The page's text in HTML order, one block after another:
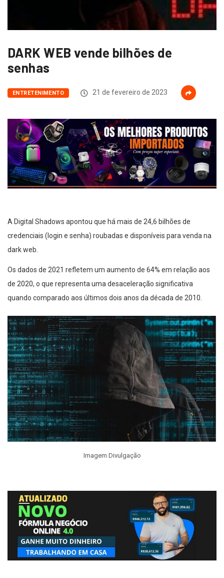
DARK WEB vende bilhões de
senhas
ENTRETENIMENTO 21 de fevereiro de 2023
A Digital Shadows apontou que há mais de 24,6 bilhões de
credenciais (login e senha) roubadas e disponíveis para venda na
dark web.
Os dados de 2021 refletem um aumento de 64% em relação aos
de 2020, o que representa uma desaceleração significativa
quando comparado aos últimos dois anos da década de 2010.
Imagem Divulgação